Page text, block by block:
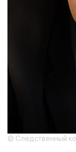
© Следственный